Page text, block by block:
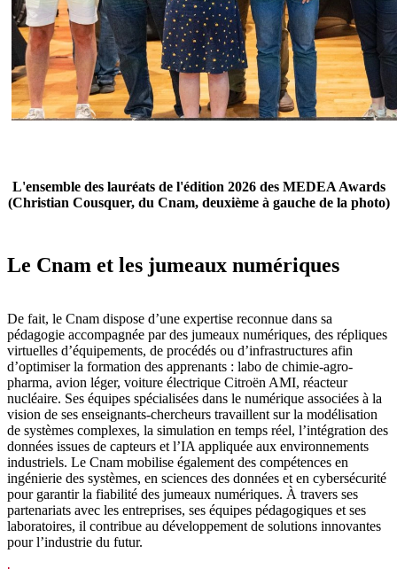
L'ensemble des lauréats de l'édition 2026 des MEDEA Awards
(Christian Cousquer, du Cnam, deuxième à gauche de la photo)
Le Cnam et les jumeaux numériques
De fait, le Cnam dispose d’une expertise reconnue dans sa
pédagogie accompagnée par des jumeaux numériques, des répliques
virtuelles d’équipements, de procédés ou d’infrastructures afin
d’optimiser la formation des apprenants : labo de chimie-agro-
pharma, avion léger, voiture électrique Citroën AMI, réacteur
nucléaire. Ses équipes spécialisées dans le numérique associées à la
vision de ses enseignants-chercheurs travaillent sur la modélisation
de systèmes complexes, la simulation en temps réel, l’intégration des
données issues de capteurs et l’IA appliquée aux environnements
industriels. Le Cnam mobilise également des compétences en
ingénierie des systèmes, en sciences des données et en cybersécurité
pour garantir la fiabilité des jumeaux numériques. À travers ses
partenariats avec les entreprises, ses équipes pédagogiques et ses
laboratoires, il contribue au développement de solutions innovantes
pour l’industrie du futur.